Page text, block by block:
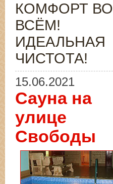
КОМФОРТ ВО
ВСЁМ!
ИДЕАЛЬНАЯ
ЧИСТОТА!
15.06.2021
Сауна на
улице
Свободы